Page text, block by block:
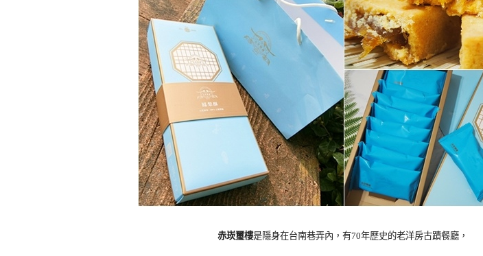
赤崁璽樓是隱身在台南巷弄內，有70年歷史的老洋房古蹟餐廳，